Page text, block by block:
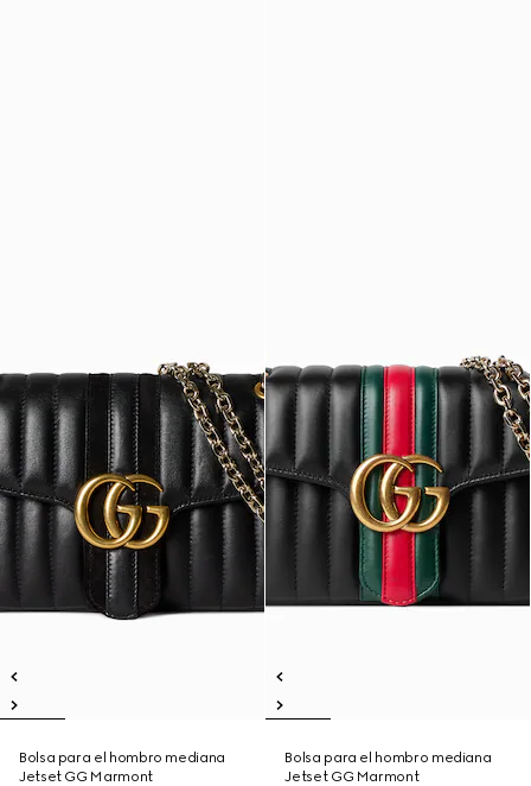
Bolsa para el hombro mediana
Jetset GG Marmont
Bolsa para el hombro mediana
Jetset GG Marmont